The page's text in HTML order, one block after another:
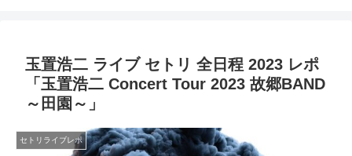
玉置浩二 ライブ セトリ 全日程 2023 レポ
「玉置浩二 Concert Tour 2023 故郷BAND
～田園～」
セトリライブレポ